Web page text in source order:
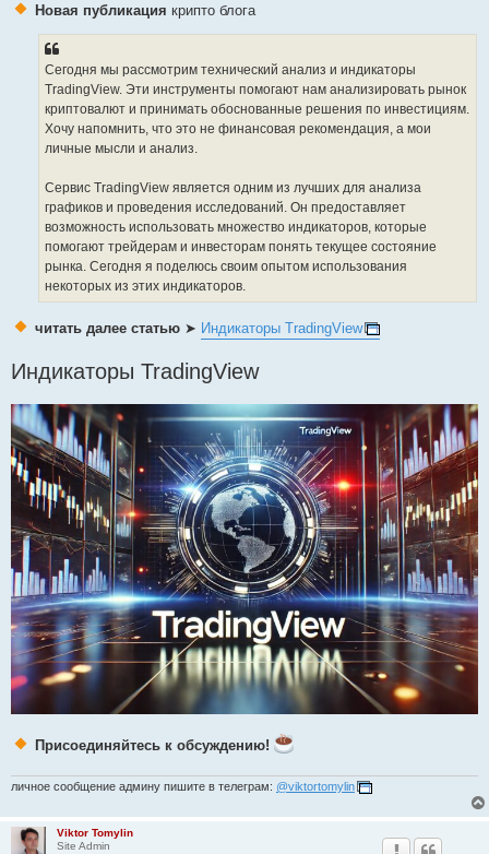
s
Новая публикация крипто блога
Сегодня мы рассмотрим технический анализ и индикаторы
TradingView. Эти инструменты помогают нам анализировать рынок
криптовалют и принимать обоснованные решения по инвестициям.
Хочу напомнить, что это не финансовая рекомендация, а мои
личные мысли и анализ.
Сервис TradingView является одним из лучших для анализа
графиков и проведения исследований. Он предоставляет
возможность использовать множество индикаторов, которые
помогают трейдерам и инвесторам понять текущее состояние
рынка. Сегодня я поделюсь своим опытом использования
некоторых из этих индикаторов.
читать далее статью ➤ Индикаторы TradingView
Индикаторы TradingView
Присоединяйтесь к обсуждению!
личное сообщение админу пишите в телеграм: @viktortomylin
Viktor Tomylin
Site Admin